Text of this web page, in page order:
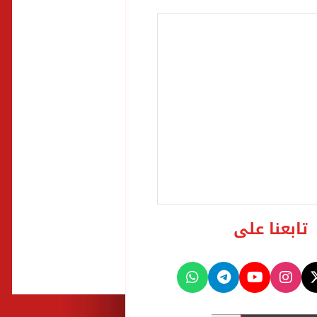
تابعنا على